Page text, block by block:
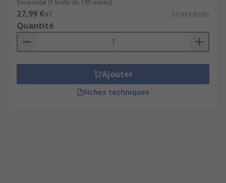
Sous-total (1 boîte de 100 unités)
27,99 €HT 27,99 €/boîte
Quantité
Ajouter
Fiches techniques